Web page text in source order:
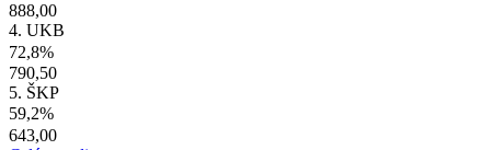
888,00
4. UKB
72,8%
790,50
5. ŠKP
59,2%
643,00